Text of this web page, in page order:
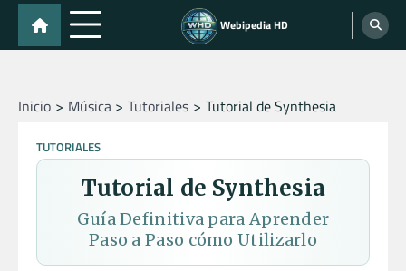
Skip
content
Webipedia HD
Inicio Música Tutoriales Tutorial de Synthesia
TUTORIALES
Tutorial de Synthesia
Guía Definitiva para Aprender
Paso a Paso cómo Utilizarlo